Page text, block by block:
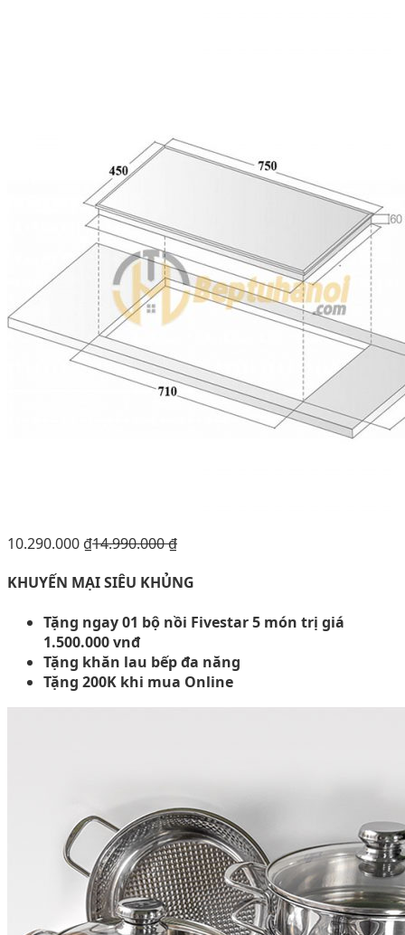
10.290.000 ₫14.990.000₫
KHUYẾN MẠI SIÊU KHỦNG
Tặng ngay 01 bộ nồi Fivestar 5 món trị giá
1.500.000 vnđ
Tặng khăn lau bếp đa năng
Tặng 200K khi mua Online